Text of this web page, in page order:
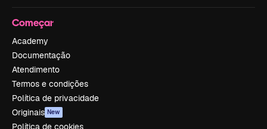
Começar
Academy
Documentação
Atendimento
Termos e condições
Política de privacidade
Originais New
Política de cookies